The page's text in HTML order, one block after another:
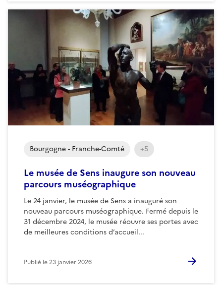
Le musée de Sens inaugure son nouveau
parcours muséographique
Le 24 janvier, le musée de Sens a inauguré son
nouveau parcours muséographique. Fermé depuis le
31 décembre 2024, le musée réouvre ses portes avec
de meilleures conditions d’accueil...
Bourgogne - Franche-Comté +5
Publié le23 janvier 2026